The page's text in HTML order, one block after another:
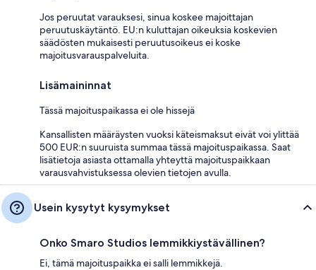
Jos peruutat varauksesi, sinua koskee majoittajan
peruutuskäytäntö. EU:n kuluttajan oikeuksia koskevien
säädösten mukaisesti peruutusoikeus ei koske
majoitusvarauspalveluita.
Lisämaininnat
Tässä majoituspaikassa ei ole hissejä
Kansallisten määräysten vuoksi käteismaksut eivät voi ylittää
500 EUR:n suuruista summaa tässä majoituspaikassa. Saat
lisätietoja asiasta ottamalla yhteyttä majoituspaikkaan
varausvahvistuksessa olevien tietojen avulla.
Usein kysytyt kysymykset
Onko Smaro Studios lemmikkiystävällinen?
Ei, tämä majoituspaikka ei salli lemmikkejä.